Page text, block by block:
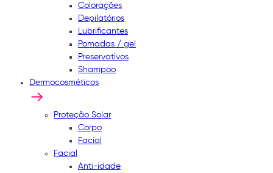
Colorações
Depilatórios
Lubrificantes
Pomadas / gel
Preservativos
Shampoo
Dermocosméticos
Proteção Solar
Corpo
Facial
Facial
Anti-idade